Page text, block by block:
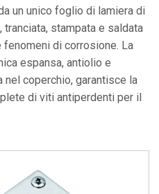
un unico foglio di lamiera di
stampata e saldata
di corrosione. La
espansa, antiolio e
nel coperchio, garantisce la
di viti antiperdenti per il
il fissaggio di profili portanti
cod.6410E01 e
a parete cod.6412F sono